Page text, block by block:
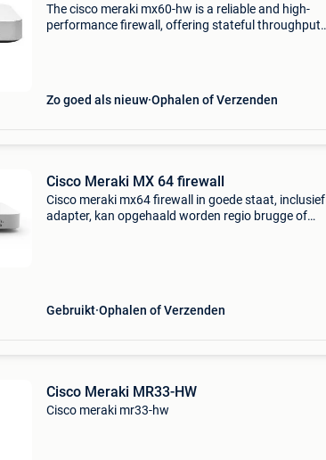
The cisco meraki mx60-hw is a reliable and high-
performance firewall, offering stateful throughput
Zo goed als nieuw Ophalen of Verzenden
Cisco Meraki MX 64 firewall
Cisco meraki mx64 firewall in goede staat, inclusief
adapter, kan opgehaald worden regio brugge of
Gebruikt Ophalen of Verzenden
Cisco Meraki MR33-HW
Cisco meraki mr33-hw